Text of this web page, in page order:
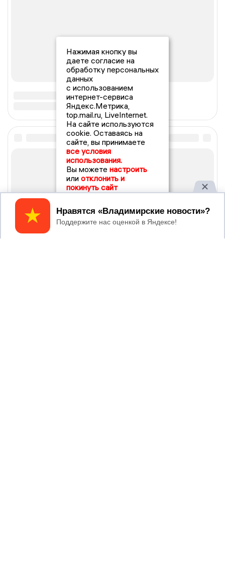
Нажимая кнопку вы
даете согласие на
обработку персональных
данных
с использованием
интернет-сервиса
Яндекс.Метрика,
top.mail.ru, LiveInternet.
На сайте используются
cookie. Оставаясь на
сайте, вы принимаете
все условия
использования.
Вы можете настроить
или отклонить и
покинуть сайт
Принять